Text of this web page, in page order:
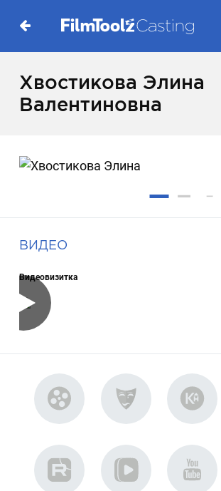
Хвостикова Элина
Валентиновна
ВИДЕО
Видеовизитка